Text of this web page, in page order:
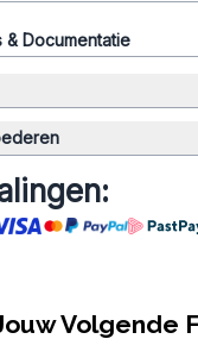
Documentatie
Volgende